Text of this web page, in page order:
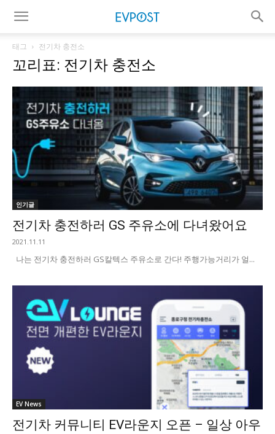
태그 전기차 충전소
꼬리표: 전기차 충전소
인기글
전기차 충전하러 GS 주유소에 다녀왔어요
2021.11.11
나는 전기차 충전하러 GS칼텍스 주유소로 간다! 주행가능거리가 얼...
EV News
전기차 커뮤니티 EV라운지 오픈 – 일상 아우